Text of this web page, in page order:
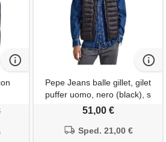
Pepe Jeans balle gillet, gilet
puffer uomo, nero (black), s
51,00 €
Sped. 21,00 €